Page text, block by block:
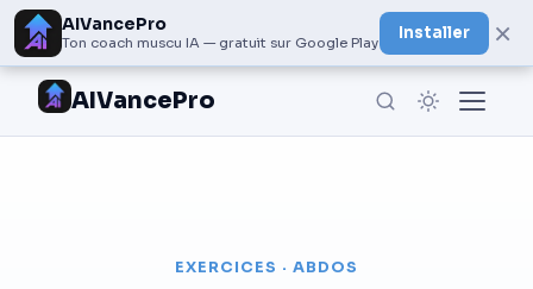
AIVancePro
Ton coach muscu IA — gratuit sur Google Play
Installer ×
AIVancePro
EXERCICES · ABDOS